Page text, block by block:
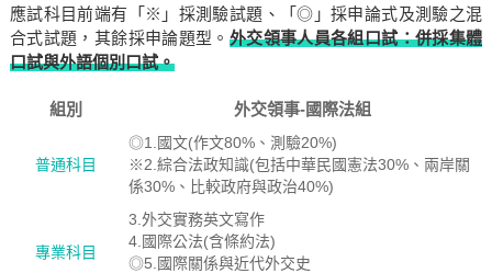
應試科目前端有「※」採測驗試題、「◎」採申論式及測驗之混
合式試題，其餘採申論題型。 外交領事人員各組口試：併採集體
口試與外語個別口試。
組別 外交領事-國際法組
普通科目
◎1.國文(作文80%、測驗20%)
※2.綜合法政知識(包括中華民國憲法30%、兩岸關
係30%、比較政府與政治40%)
專業科目
3.外交實務英文寫作
4.國際公法(含條約法)
◎5.國際關係與近代外交史